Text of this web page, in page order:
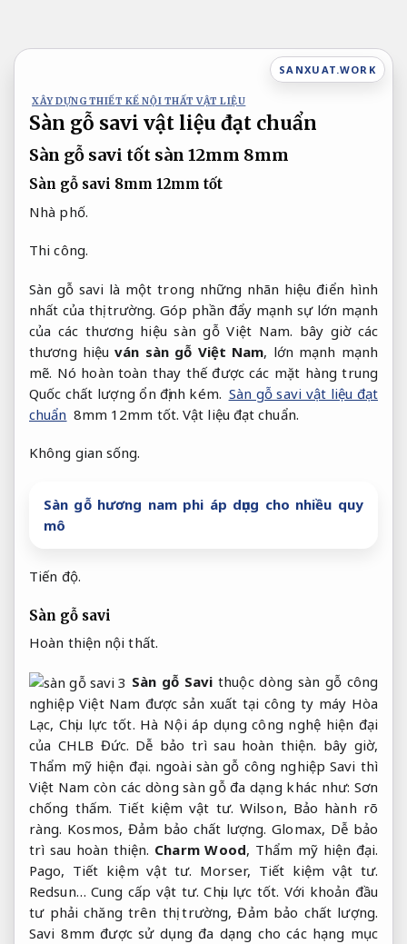
nội
SANXUAT.WORK
XÂY DỰNG THIẾT KẾ NỘI THẤT VẬT LIỆU
Sàn gỗ savi vật liệu đạt chuẩn
Sàn gỗ savi tốt sàn 12mm 8mm
Sàn gỗ savi 8mm 12mm tốt
Nhà phố.
Thi công.
Sàn gỗ savi là một trong những nhãn hiệu điển hình
nhất của thị trường. Góp phần đẩy mạnh sự lớn mạnh
của các thương hiệu sàn gỗ Việt Nam. bây giờ các
thương hiệuván sàn gỗ Việt Nam, lớn mạnh mạnh
mẽ. Nó hoàn toàn thay thế được các mặt hàng trung
Quốc chất lượng ổn định kém. Sàn gỗ savi vật liệu đạt
chuẩn 8mm 12mm tốt. Vật liệu đạt chuẩn.
Không gian sống.
Sàn gỗ hương nam phi áp dụng cho nhiều quy
mô
Tiến độ.
Sàn gỗ savi
Hoàn thiện nội thất.
Sàn gỗ Savi thuộc dòng sàn gỗ công
nghiệp Việt Nam được sản xuất tại công ty máy Hòa
Lạc,Chịu lực tốt. Hà Nội áp dụng công nghệ hiện đại
của CHLB Đức. Dễ bảo trì sau hoàn thiện. bây giờ,
Thẩm mỹ hiện đại. ngoài sàn gỗ công nghiệp Savi thì
Việt Nam còn các dòng sàn gỗ đa dạng khác như: Sơn
chống thấm. Tiết kiệm vật tư. Wilson, Bảo hành rõ
ràng. Kosmos, Đảm bảo chất lượng. Glomax, Dễ bảo
trì sau hoàn thiện. Charm Wood, Thẩm mỹ hiện đại.
Pago, Tiết kiệm vật tư. Morser, Tiết kiệm vật tư.
Redsun…Cung cấp vật tư. Chịu lực tốt. Với khoản đầu
tư phải chăng trên thị trường,Đảm bảo chất lượng.
Savi 8mm được sử dụng đa dạng cho các hạng mục